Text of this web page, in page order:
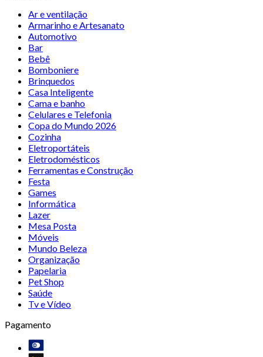
Ar e ventilação
Armarinho e Artesanato
Automotivo
Bar
Bebê
Bomboniere
Brinquedos
Casa Inteligente
Cama e banho
Celulares e Telefonia
Copa do Mundo 2026
Cozinha
Eletroportáteis
Eletrodomésticos
Ferramentas e Construção
Festa
Games
Informática
Lazer
Mesa Posta
Móveis
Mundo Beleza
Organização
Papelaria
Pet Shop
Saúde
Tv e Vídeo
Pagamento